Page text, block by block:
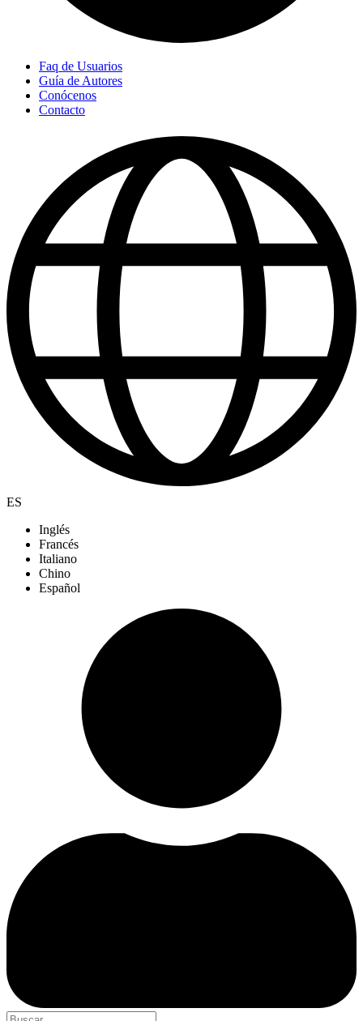
Faq de Usuarios
Guía de Autores
Conócenos
Contacto
ES
Inglés
Francés
Italiano
Chino
Español